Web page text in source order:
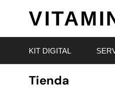
KIT DIGITAL
Tienda